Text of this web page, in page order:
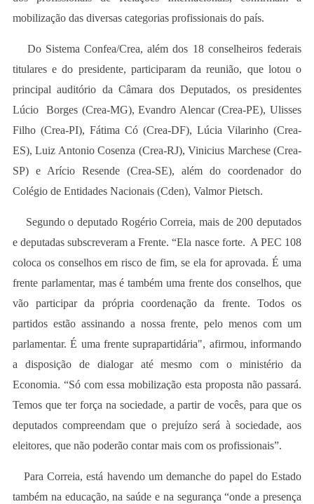
mobilização das diversas categorias profissionais do país.
Do Sistema Confea/Crea, além dos 18 conselheiros federais
titulares e do presidente, participaram da reunião, que lotou o
principal auditório da Câmara dos Deputados, os presidentes
Lúcio Borges (Crea-MG), Evandro Alencar (Crea-PE), Ulisses
Filho (Crea-PI), Fátima Có (Crea-DF), Lúcia Vilarinho (Crea-
ES), Luiz Antonio Cosenza (Crea-RJ), Vinicius Marchese (Crea-
SP) e Arício Resende (Crea-SE), além do coordenador do
Colégio de Entidades Nacionais (Cden), Valmor Pietsch.
Segundo o deputado Rogério Correia, mais de 200 deputados
e deputadas subscreveram a Frente. “Ela nasce forte. A PEC 108
coloca os conselhos em risco de fim, se ela for aprovada. É uma
frente parlamentar, mas é também uma frente dos conselhos, que
vão participar da própria coordenação da frente. Todos os
partidos estão assinando a nossa frente, pelo menos com um
parlamentar. É uma frente suprapartidária", afirmou, informando
a disposição de dialogar até mesmo com o ministério da
Economia. “Só com essa mobilização esta proposta não passará.
Temos que ter força na sociedade, a partir de vocês, para que os
deputados compreendam que o prejuízo será à sociedade, aos
eleitores, que não poderão contar mais com os profissionais”.
Para Correia, está havendo um demanche do papel do Estado
também na educação, na saúde e na segurança “onde a presença